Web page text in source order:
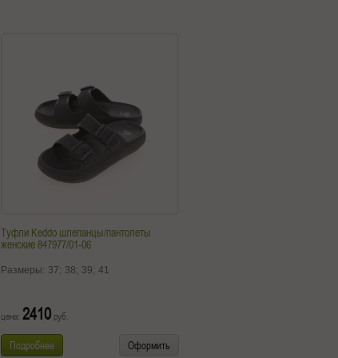
Туфли Keddo шлепанцы/пантолеты
женские 847977/01-06
Размеры: 37; 38; 39; 41
цена: 2410 руб.
Подробнее Оформить